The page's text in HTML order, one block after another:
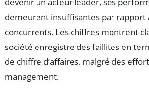
demeurent insuffisantes par rapport
concurrents. Les chiffres montrent
société enregistre des faillites en
de chiffre d’affaires, malgré des
management.